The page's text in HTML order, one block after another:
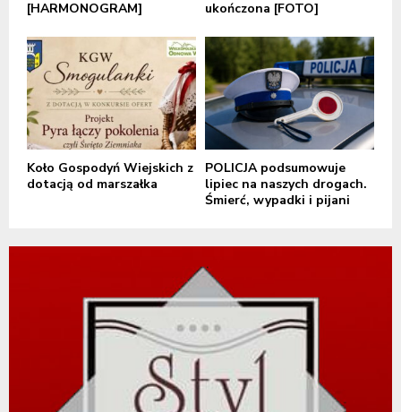
[HARMONOGRAM]
ukończona [FOTO]
Koło Gospodyń Wiejskich z
dotacją od marszałka
POLICJA podsumowuje
lipiec na naszych drogach.
Śmierć, wypadki i pijani